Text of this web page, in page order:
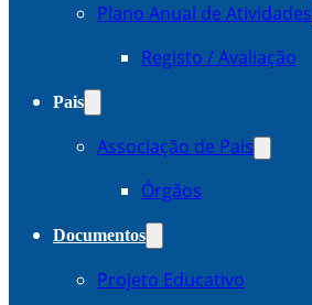
Plano Anual de Atividades
Registo / Avaliação
Pais
Associação de Pais
Órgãos
Documentos
Projeto Educativo